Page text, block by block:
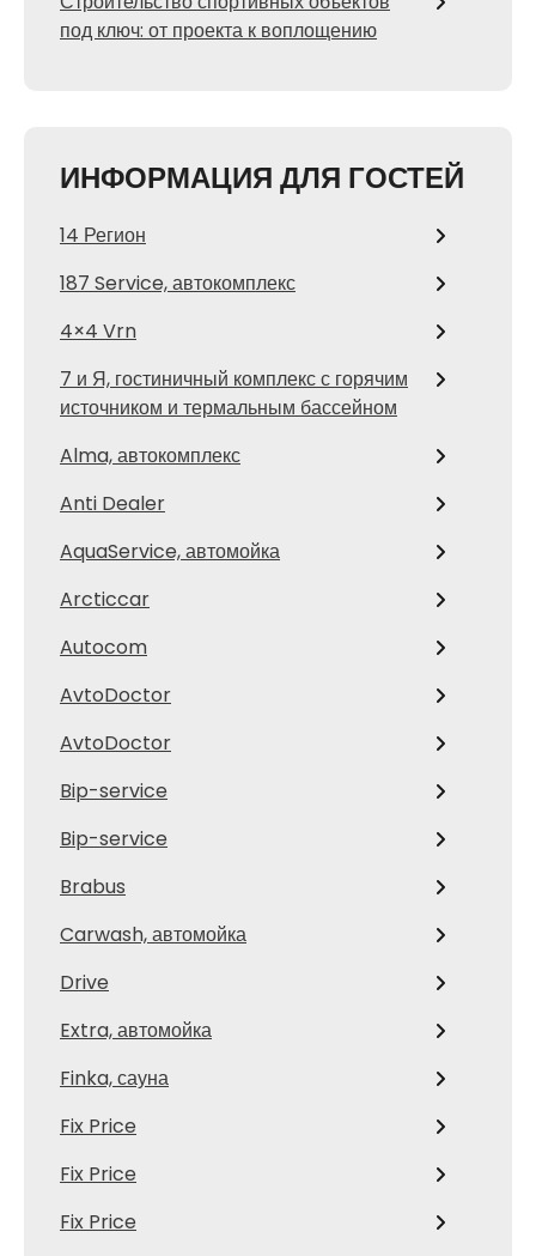
под ключ: от проекта к воплощению
ИНФОРМАЦИЯ ДЛЯ ГОСТЕЙ
14 Регион
187 Service, автокомплекс
4×4 Vrn
7 и Я, гостиничный комплекс с горячим
источником и термальным бассейном
Alma, автокомплекс
Anti Dealer
AquaService, автомойка
Arcticcar
Autocom
AvtoDoctor
AvtoDoctor
Bip-service
Bip-service
Brabus
Carwash, автомойка
Drive
Extra, автомойка
Finka, сауна
Fix Price
Fix Price
Fix Price